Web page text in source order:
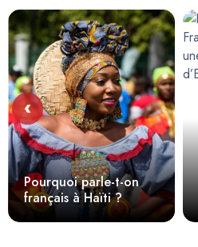
Pourquoi parle-t-on
français à Haïti ?
‹